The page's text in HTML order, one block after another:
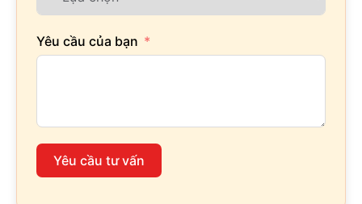
Yêu cầu của bạn
Yêu cầu tư vấn